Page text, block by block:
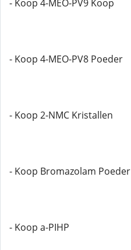
- Koop 4-MEO-PV9 Koop
- Koop 4-MEO-PV8 Poeder
- Koop 2-NMC Kristallen
- Koop Bromazolam Poeder
- Koop a-PIHP